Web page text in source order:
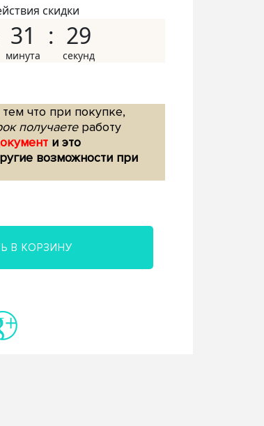
скидки
31 28
что при покупке,
получаетеработу
и это
возможности при
В КОРЗИНУ